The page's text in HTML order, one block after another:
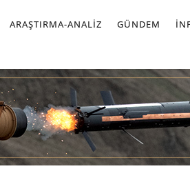
ARAŞTIRMA-ANALIZ GÜNDEM